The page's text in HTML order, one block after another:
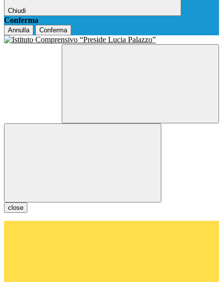
Chiudi
Conferma
Annulla Conferma
close